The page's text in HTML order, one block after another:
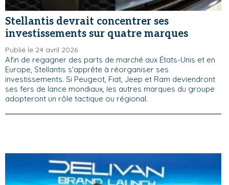
Stellantis devrait concentrer ses
investissements sur quatre marques
Publié le 24 avril 2026
Afin de regagner des parts de marché aux États-Unis et en
Europe, Stellantis s'apprête à réorganiser ses
investissements. Si Peugeot, Fiat, Jeep et Ram deviendront
ses fers de lance mondiaux, les autres marques du groupe
adopteront un rôle tactique ou régional.